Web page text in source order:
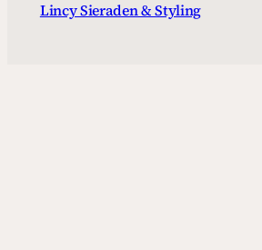
Lincy Sieraden & Styling